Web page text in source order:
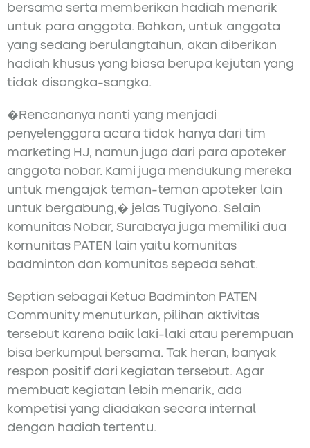
bersama serta memberikan hadiah menarik
untuk para anggota. Bahkan, untuk anggota
yang sedang berulangtahun, akan diberikan
hadiah khusus yang biasa berupa kejutan yang
tidak disangka-sangka.
�Rencananya nanti yang menjadi
penyelenggara acara tidak hanya dari tim
marketing HJ, namun juga dari para apoteker
anggota nobar. Kami juga mendukung mereka
untuk mengajak teman-teman apoteker lain
untuk bergabung,� jelas Tugiyono. Selain
komunitas Nobar, Surabaya juga memiliki dua
komunitas PATEN lain yaitu komunitas
badminton dan komunitas sepeda sehat.
Septian sebagai Ketua Badminton PATEN
Community menuturkan, pilihan aktivitas
tersebut karena baik laki-laki atau perempuan
bisa berkumpul bersama. Tak heran, banyak
respon positif dari kegiatan tersebut. Agar
membuat kegiatan lebih menarik, ada
kompetisi yang diadakan secara internal
dengan hadiah tertentu.